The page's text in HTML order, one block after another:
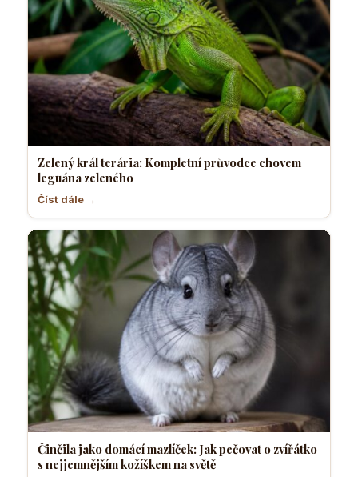
Zelený král terária: Kompletní průvodce chovem
leguána zeleného
Číst dále →
Činčila jako domácí mazlíček: Jak pečovat o zvířátko
s nejjemnějším kožíškem na světě